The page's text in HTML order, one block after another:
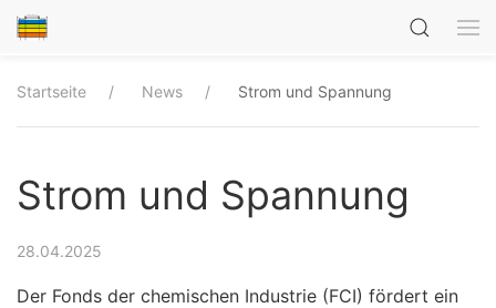
Startseite News Strom und Spannung
Strom und Spannung
28.04.2025
Der Fonds der chemischen Industrie (FCI) fördert ein